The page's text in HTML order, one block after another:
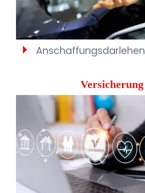
Anschaffungsdarlehen
Versicherung